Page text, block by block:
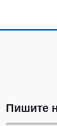
Пишите